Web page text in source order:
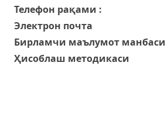
Телефон рақами :
Электрон почта
Бирламчи маълумот манбаси
Ҳисоблаш методикаси